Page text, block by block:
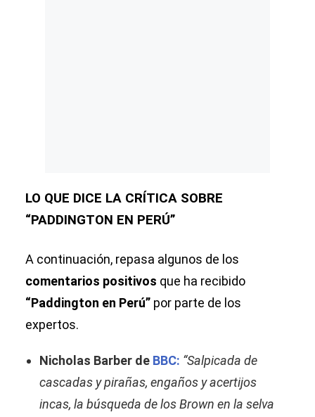
LO QUE DICE LA CRÍTICA SOBRE
“PADDINGTON EN PERÚ”
A continuación, repasa algunos de los
comentarios positivos que ha recibido
“Paddington en Perú” por parte de los
expertos.
Nicholas Barber de BBC: “Salpicada de
cascadas y pirañas, engaños y acertijos
incas, la búsqueda de los Brown en la selva